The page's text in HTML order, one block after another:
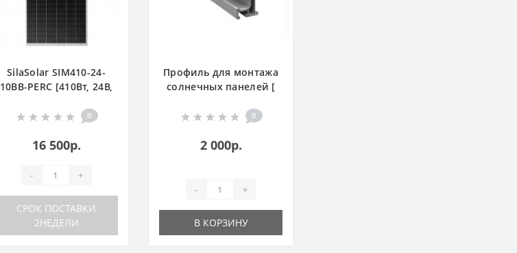
SilaSolar SIM410-24-
10BB-PERC [410Вт, 24В,
0
16 500р.
- +
СРОК ПОСТАВКИ
2НЕДЕЛИ
Профиль для монтажа
солнечных панелей [
0
2 000р.
- +
В КОРЗИНУ